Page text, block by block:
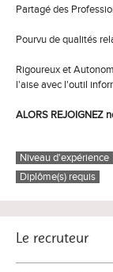
Partagé des
Pourvu de qualités
Rigoureux et
l'aise avec l'outil
ALORS REJOIGNEZ
Niveau d'expérience
Diplôme(s) requis
Le recruteur